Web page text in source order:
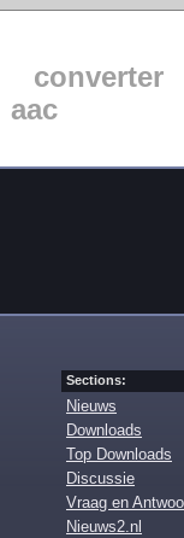
converter
aac
Sections:
Nieuws
Downloads
Top Downloads
Discussie
Vraag en
Nieuws2.nl